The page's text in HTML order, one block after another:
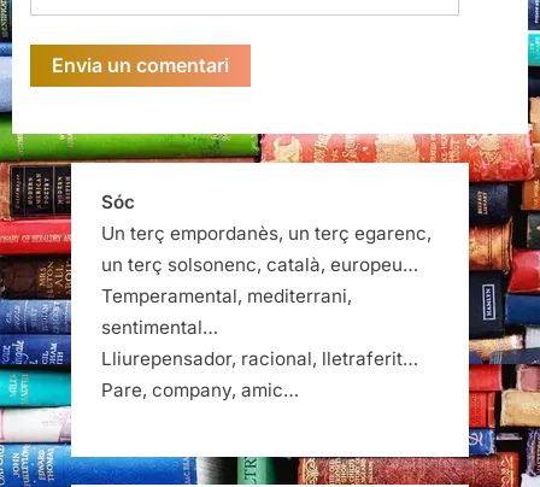
Sóc
Un terç empordanès, un terç egarenc,
un terç solsonenc, català, europeu…
Temperamental, mediterrani,
sentimental…
Lliurepensador, racional, lletraferit…
Pare, company, amic…